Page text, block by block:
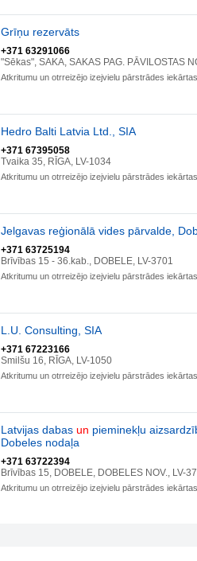
Grīņu rezervāts
+371 63291066
"Sēkas", SAKA, SAKAS PAG. PĀVILOSTAS
Atkritumu un otrreizējo izejvielu pārstrādes iekārtas
Hedro Balti Latvia Ltd., SIA
+371 67395058
Tvaika 35, RĪGA, LV-1034
Atkritumu un otrreizējo izejvielu pārstrādes iekārtas
Jelgavas reģionālā vides pārvalde,
+371 63725194
Brīvības 15 - 36.kab., DOBELE, LV-3701
Atkritumu un otrreizējo izejvielu pārstrādes iekārtas
L.U. Consulting, SIA
+371 67223166
Smilšu 16, RĪGA, LV-1050
Atkritumu un otrreizējo izejvielu pārstrādes iekārtas
Latvijas dabas un pieminekļu
Dobeles nodaļa
+371 63722394
Brīvības 15, DOBELE, DOBELES NOV., LV-
Atkritumu un otrreizējo izejvielu pārstrādes iekārtas